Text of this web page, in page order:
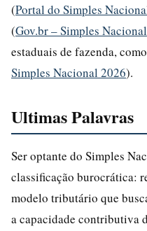
(Portal do Simples
(Gov.br – Simples Nacional
estaduais de fazenda,
Simples Nacional 2026).
Ultimas Palavras
Ser optante do Simples
classificação burocrática:
modelo tributário que
a capacidade contributiva